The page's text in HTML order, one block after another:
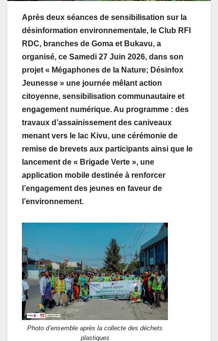
Après deux séances de sensibilisation sur la
désinformation environnementale, le Club RFI
RDC, branches de Goma et Bukavu, a
organisé, ce Samedi 27 Juin 2026, dans son
projet « Mégaphones de la Nature; Désinfox
Jeunesse » une journée mêlant action
citoyenne, sensibilisation communautaire et
engagement numérique. Au programme : des
travaux d’assainissement des caniveaux
menant vers le lac Kivu, une cérémonie de
remise de brevets aux participants ainsi que le
lancement de « Brigade Verte », une
application mobile destinée à renforcer
l’engagement des jeunes en faveur de
l’environnement.
Photo d’ensemble après la collecte des déchets
plastiques